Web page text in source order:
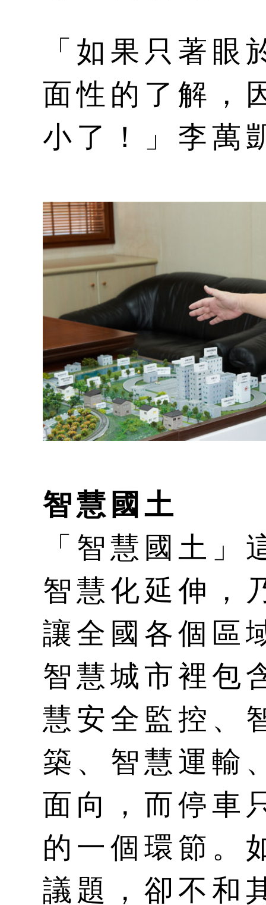
「如果只著眼
面性的了解，
小了！」李萬
智慧國土
「智慧國土」
智慧化延伸，
讓全國各個區
智慧城市裡包
慧安全監控、
築、智慧運輸
面向，而停車
的一個環節。
議題，卻不和